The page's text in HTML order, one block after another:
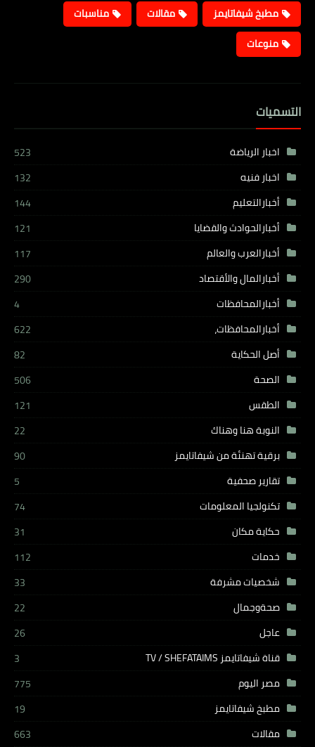
مطبخ شيفاتايمز
مقالات
مناسبات
منوعات
التسميات
اخبار الرياضة
523
اخبار فنيه
132
أخبارالتعليم
144
أخبارالحوادث والقضايا
121
أخبارالعرب والعالم
117
أخبارالمال والأقتصاد
290
أخبارالمحافظات
4
أخبارالمحافظات،
622
أصل الحكاية
82
الصحة
506
الطقس
121
النوبة هنا وهناك
22
برقية تهنئة من شيفاتايمز
90
تقارير صحفية
5
تكنولجيا المعلومات
74
حكاية مكان
31
خدمات
112
شخصيات مشرفة
33
صحةوجمال
22
عاجل
26
قناة شيفاتايمز TV / SHEFATAIMS
3
مصر اليوم
775
مطبخ شيفاتايمز
19
مقالات
663